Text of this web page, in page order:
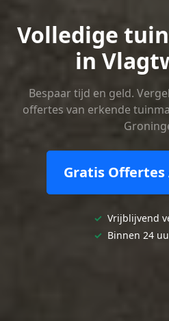
Volledige
in
Bespaar tijd en geld.
offertes van erkende
Gratis Offertes
✓ Vrijblijvend
✓ Binnen 24